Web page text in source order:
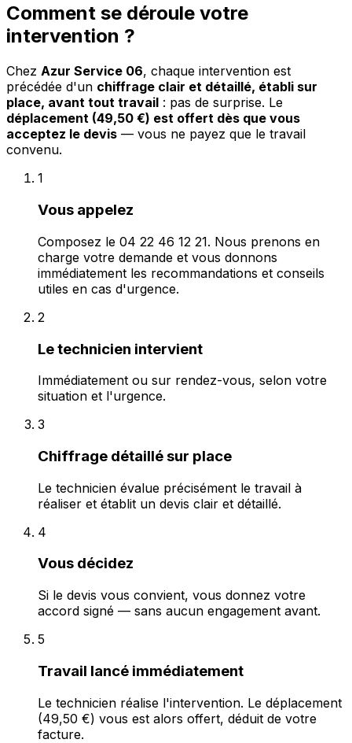
Comment se déroule votre
intervention ?
Chez Azur Service 06, chaque intervention est
précédée d'un chiffrage clair et détaillé, établi sur
place, avant tout travail : pas de surprise. Le
déplacement (49,50 €) est offert dès que vous
acceptez le devis — vous ne payez que le travail
convenu.
1
Vous appelez
Composez le 04 22 46 12 21. Nous prenons en
charge votre demande et vous donnons
immédiatement les recommandations et conseils
utiles en cas d'urgence.
2
Le technicien intervient
Immédiatement ou sur rendez-vous, selon votre
situation et l'urgence.
3
Chiffrage détaillé sur place
Le technicien évalue précisément le travail à
réaliser et établit un devis clair et détaillé.
4
Vous décidez
Si le devis vous convient, vous donnez votre
accord signé — sans aucun engagement avant.
5
Travail lancé immédiatement
Le technicien réalise l'intervention. Le déplacement
(49,50 €) vous est alors offert, déduit de votre
facture.